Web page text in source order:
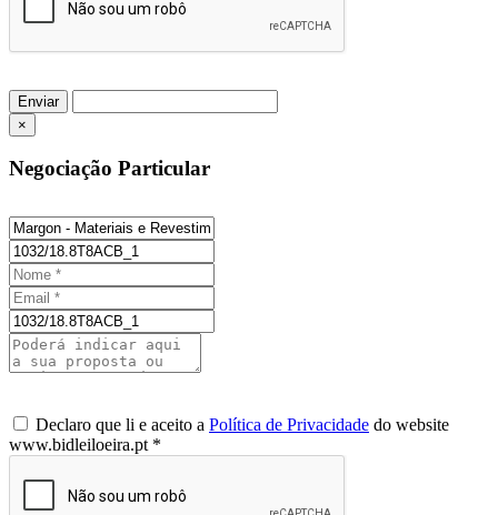
Enviar
×
Negociação Particular
Declaro que li e aceito a Política de Privacidade do website
www.bidleiloeira.pt *